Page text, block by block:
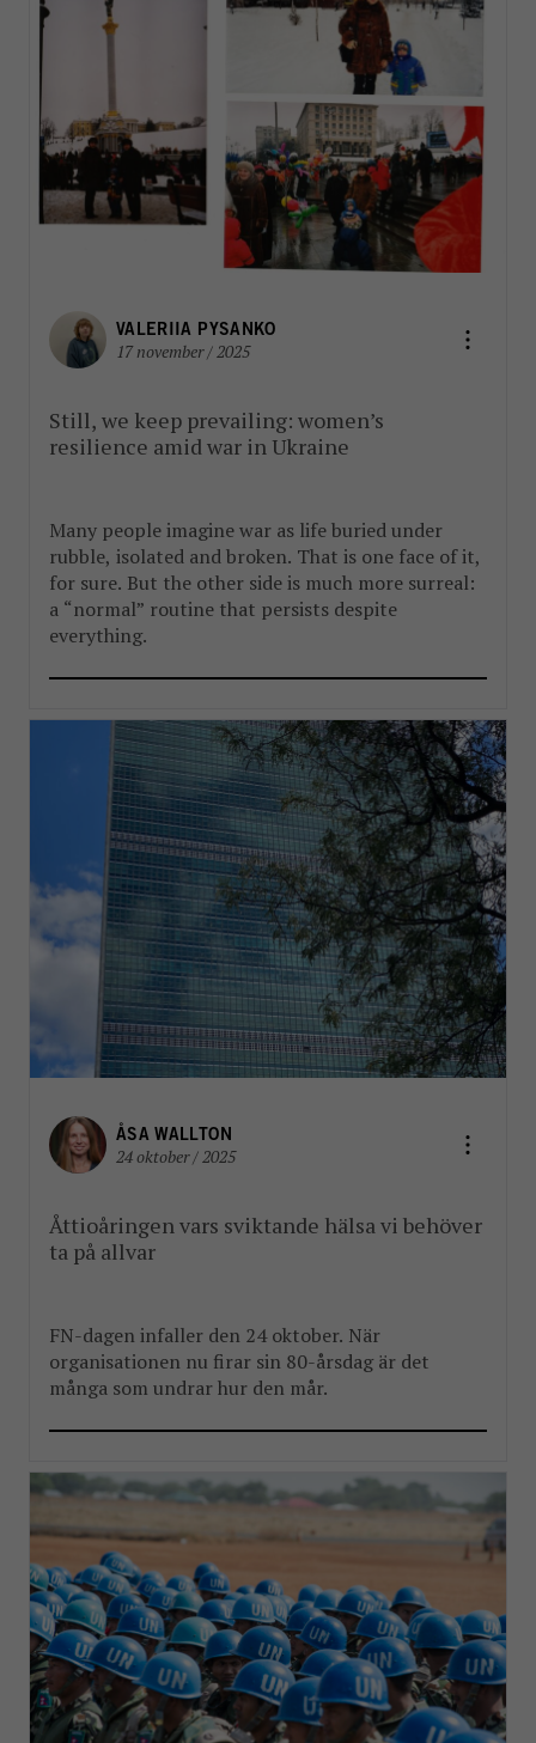
VALERIIA PYSANKO
17 november / 2025
Still, we keep prevailing: women’s
resilience amid war in Ukraine
Many people imagine war as life buried under
rubble, isolated and broken. That is one face of it,
for sure. But the other side is much more surreal:
a “normal” routine that persists despite
everything.
ÅSA WALLTON
24 oktober / 2025
Åttioåringen vars sviktande hälsa vi behöver
ta på allvar
FN-dagen infaller den 24 oktober. När
organisationen nu firar sin 80-årsdag är det
många som undrar hur den mår.